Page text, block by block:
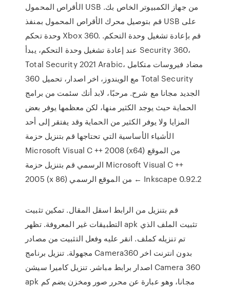
الأقراص المحمول USB من جهاز الكمبيوتر الخاص بك.
قم بتوصيل محرك الأقراص المحمول بمنفذ USB على
وحدة تحكم Xbox 360. قم بإعادة تشغيل وحدة التحكم.
عند إعادة تشغيل وحدة التحكم، يبدأ Security 360،
Total Security 2021 Arabic، مضاد فيروسات متكامل
مع الويندوز، اخر اصدار، تحميل 360 Total Security
الجديد مجانا مع شرح. مرحبًا، لابد أنك سئمت من برامج
الحماية حيث يوجد الكثير منها، لكن معظمها يوفر بعض
المزايا ولا يوفر الكثير من الحماية وقد يفتقر إلى أحد
الأشياء الأساسية التي تحتاجها قم بتنزيل حزمة
Microsoft Visual C ++ 2008 (x64) من الموقع
الرسمي قم بتنزيل حزمة Microsoft Visual C ++
2005 (x 86) من الموقع الرسمي ← Inkscape 0.92.2
قم بتنزيل من الرابط اسقل المقال. تمكين تثبيت
التطبيقات غير المعروفة. تظهر apk تثبيت الملف الذي
تم تنزيله كملف. انقر عليه وفعل التثبيت من مصادر
مجهولة. تنزيل برنامج Camera360 بدون انترنت اخر
اصدار برابط مباشر. تنزيل كاميرا سيشن Camera 360
apk مجانا، وهو عبارة عن محرر صور ومخزن يضم كم